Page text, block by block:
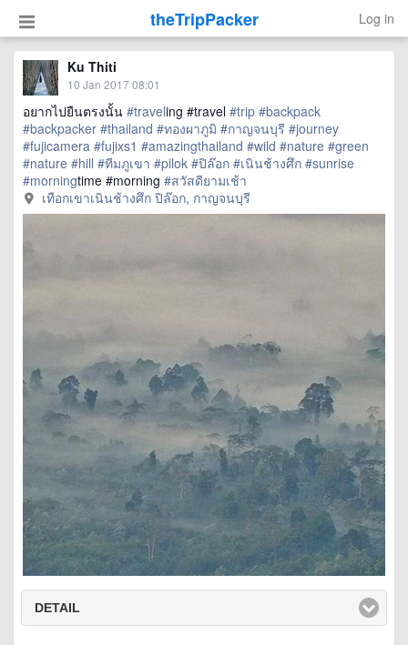
theTripPacker Log in
Ku Thiti
10 Jan 2017 08:01
อยากไปยืนตรงนั้น #traveling #travel #trip #backpack
#backpacker #thailand #ทองผาภูมิ #กาญจนบุรี #journey
#fujicamera #fujixs1 #amazingthailand #wild #nature #green
#nature #hill #ทีมภูเขา #pilok #ปิล๊อก #เนินช้างศึก #sunrise
#morningtime #morning #สวัสดียามเช้า
เทือกเขาเนินช้างศึก ปิล๊อก, กาญจนบุรี
DETAIL